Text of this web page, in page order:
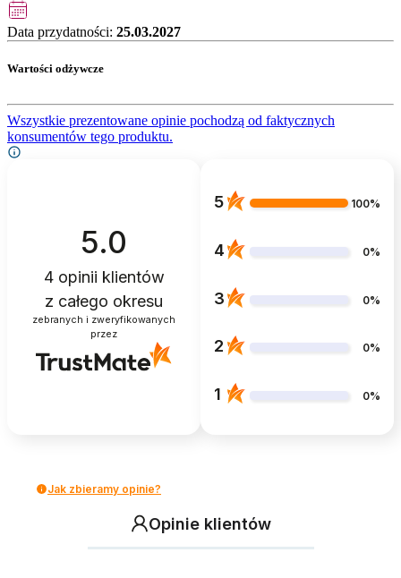
Data przydatności: 25.03.2027
Wartości odżywcze
Wszystkie prezentowane opinie pochodzą od faktycznych
konsumentów tego produktu.
5.0
4opinii klientów
z całego okresu
zebranych i zweryfikowanych
przez
5 100%
4 0%
3 0%
2 0%
1 0%
Jak zbieramy opinie?
Opinie klientów